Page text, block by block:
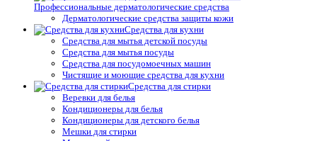
Профессиональные дерматологические средства
Дерматологические средства защиты кожи
Средства для кухни
Средства для мытья детской посуды
Средства для мытья посуды
Средства для посудомоечных машин
Чистящие и моющие средства для кухни
Средства для стирки
Веревки для белья
Кондиционеры для белья
Кондиционеры для детского белья
Мешки для стирки